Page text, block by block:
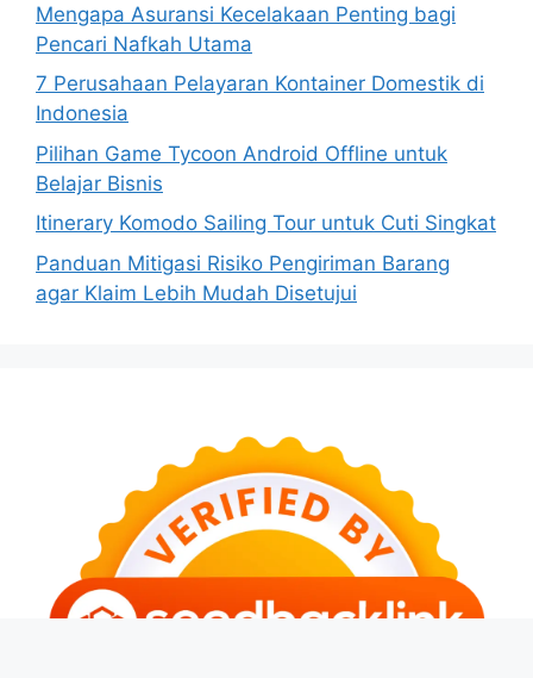
Mengapa Asuransi Kecelakaan Penting bagi
Pencari Nafkah Utama
7 Perusahaan Pelayaran Kontainer Domestik di
Indonesia
Pilihan Game Tycoon Android Offline untuk
Belajar Bisnis
Itinerary Komodo Sailing Tour untuk Cuti Singkat
Panduan Mitigasi Risiko Pengiriman Barang
agar Klaim Lebih Mudah Disetujui